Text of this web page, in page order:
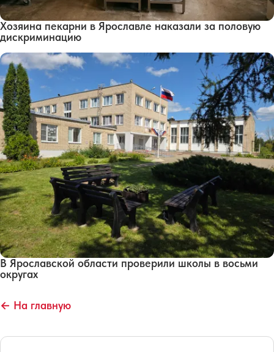
Хозяина пекарни в Ярославле наказали за половую
дискриминацию
В Ярославской области проверили школы в восьми
округах
← На главную